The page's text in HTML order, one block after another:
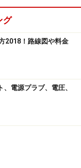
Bay, Hong Kong
グ
2018！路線図や料金
電源プラブ、電圧、